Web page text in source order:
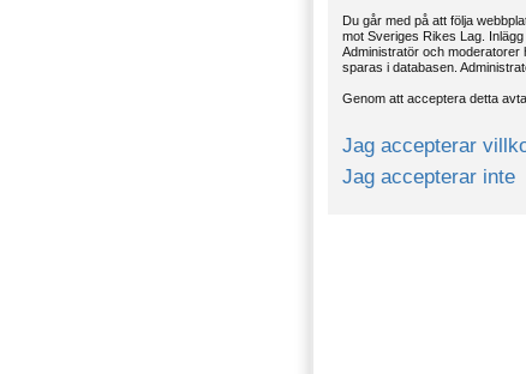
Du går med på att följa
mot Sveriges Rikes Lag.
Administratör och moderatorer
sparas i databasen.
Genom att acceptera detta
Jag accepterar
Jag accepterar inte